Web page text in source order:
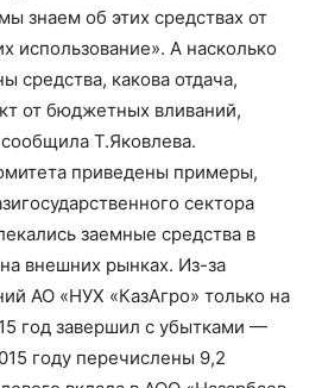
знаем об этих средствах от
использование». А насколько
средства, какова отдача,
от бюджетных вливаний,
Т.Яковлева.
приведены примеры,
сектора
заемные средства в
внешних рынках. Из-за
АО «НУХ «КазАгро» только на
год завершил с убытками —
году перечислены 9,2